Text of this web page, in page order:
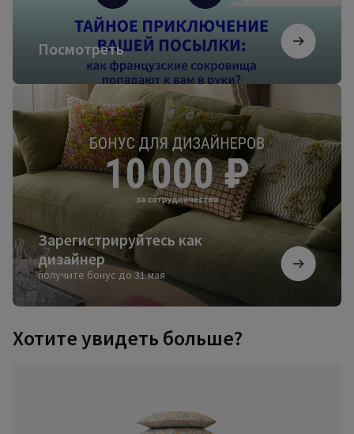
Посмотреть
Зарегистрируйтесь как
дизайнер
получите бонус до 31 мая
Зарегистрируйтесь
как
дизайнер
Хотите увидеть больше?